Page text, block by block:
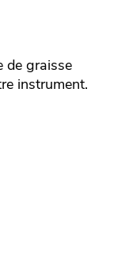
de graisse
instrument.